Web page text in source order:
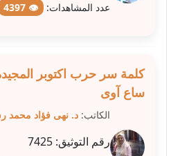
مدونة عبد الحميد ابراهيم
عاملة
مدونة عبد الرحمن محمد
عاملة
عدد المشاهدات: 👁 4397
كلمة سر حرب اكتوبر
ساع آوى
الكاتب: د. نهى فؤاد محمد
رقم التوثيق: 7425